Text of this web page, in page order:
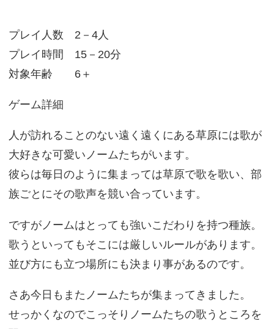
プレイ人数 2－4人
プレイ時間 15－20分
対象年齢 6＋
ゲーム詳細
人が訪れることのない遠く遠くにある草原には歌が
大好きな可愛いノームたちがいます。
彼らは毎日のように集まっては草原で歌を歌い、部
族ごとにその歌声を競い合っています。
ですがノームはとっても強いこだわりを持つ種族。
歌うといってもそこには厳しいルールがあります。
並び方にも立つ場所にも決まり事があるのです。
さあ今日もまたノームたちが集まってきました。
せっかくなのでこっそりノームたちの歌うところを